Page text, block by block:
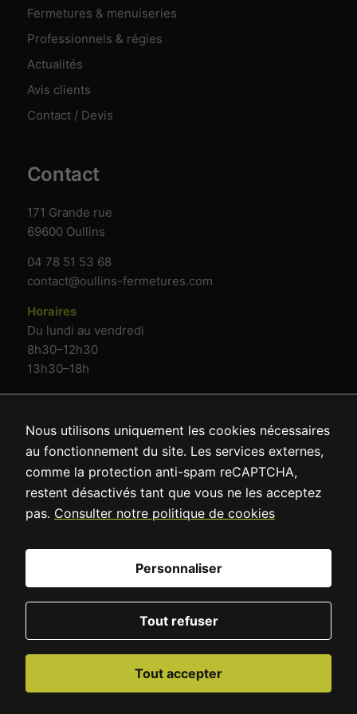
Fermetures & menuiseries
Professionnels & régies
Actualités
Avis clients
Contact / Devis
Contact
171 Grande rue
69600 Oullins
04 78 51 53 68
contact@oullins-fermetures.com
Horaires
Du lundi au vendredi
8h30–12h30
13h30–18h
Oullins Fermetures
Point Fort Fichet à Oullins
© 2026 Oullins Fermetures
Mentions légales
Politique de confidentialité
Nous utilisons uniquement les cookies nécessaires
au fonctionnement du site. Les services externes,
comme la protection anti-spam reCAPTCHA,
restent désactivés tant que vous ne les acceptez
pas. Consulter notre politique de cookies
Personnaliser
Tout refuser
Tout accepter